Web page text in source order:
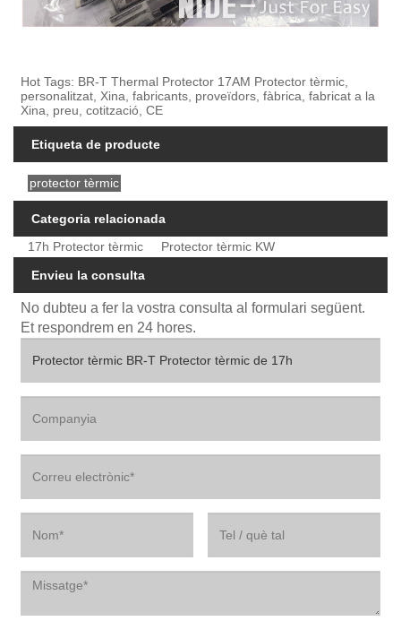
Hot Tags: BR-T Thermal Protector 17AM Protector tèrmic,
personalitzat, Xina, fabricants, proveïdors, fàbrica, fabricat a la
Xina, preu, cotització, CE
Etiqueta de producte
protector tèrmic
Categoria relacionada
17h Protector tèrmic
Protector tèrmic KW
Envieu la consulta
No dubteu a fer la vostra consulta al formulari següent.
Et respondrem en 24 hores.